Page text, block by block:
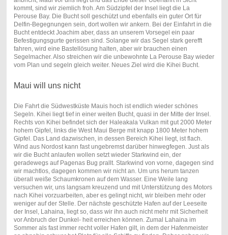
kommt, sind wir ziemlich froh. Am Südzipfel der Insel liegt die La
Perouse Bay. Die Bucht soll geschützt und ebenfalls ein guter Ort für
Delfin-Begegnungen sein, dort wollen wir ankern. Bei der Einfahrt in die
Bucht entdeckt Joachim aber, dass an unserem Vorsegel ein paar
Befestigungsgurte gerissen sind. Solange wir das Segel stark gerefft
fahren, wird eine Bastellösung halten, aber wir brauchen einen
Segelmacher. Also streichen wir die unbewohnte La Perouse Bay wieder
vom Plan und segeln gleich weiter. Neues Ziel wird die Kihei Bucht.
Maui will uns nicht
Die Fahrt die Südwestküste Mauis hoch ist endlich wieder schönes
Segeln. Kihei liegt tief in einer weiten Bucht, quasi in der Mitte der Insel.
Rechts von Kihei befindet sich der Haleakala Vulkan mit gut 2000 Meter
hohem Gipfel, links die West Maui Berge mit knapp 1800 Meter hohem
Gipfel. Das Land dazwischen, in dessen Bereich Kihei liegt, ist flach.
Wind aus Nordost kann fast ungebremst darüber hinwegfegen. Just als
wir die Bucht anlaufen wollen setzt wieder Starkwind ein, der
geradewegs auf Pagenas Bug prallt. Starkwind von vorne, dagegen sind
wir machtlos, dagegen kommen wir nicht an. Um uns herum tanzen
überall weiße Schaumkronen auf dem Wasser. Eine Weile lang
versuchen wir, uns langsam kreuzend und mit Unterstützung des Motors
nach Kihei vorzuarbeiten, aber es gelingt nicht, wir bleiben mehr oder
weniger auf der Stelle. Der nächste geschützte Hafen auf der Leeseite
der Insel, Lahaina, liegt so, dass wir ihn auch nicht mehr mit Sicherheit
vor Anbruch der Dunkel- heit erreichen können. Zumal Lahaina im
Sommer als fast immer recht voller Hafen gilt, in dem der Hafenmeister